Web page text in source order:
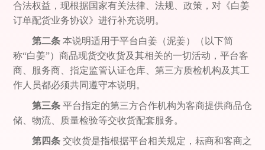
合法权益，现根据国家有关法律、法规、政策，对《白姜
订单配货业务协议》进行补充说明。
第二条 本说明适用于平台白姜（泥姜）（以下简
称“白姜”）商品现货交收货及其相关的一切活动，平台客
商、服务商、指定监管认证仓库、第三方质检机构及其工
作人员都必须共同遵守本说明。
第三条 平台指定的第三方合作机构为客商提供商品仓
储、物流、质量检验等交收货配套服务。
第四条 交收货是指根据平台相关规定，耘商和客商之